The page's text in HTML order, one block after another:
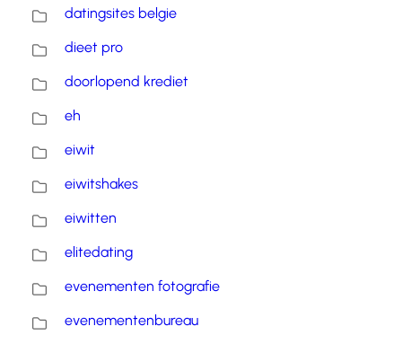
datingsites belgie
dieet pro
doorlopend krediet
eh
eiwit
eiwitshakes
eiwitten
elitedating
evenementen fotografie
evenementenbureau